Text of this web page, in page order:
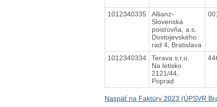
1012340335
Allianz-
Slovenská
poisťovňa, a.s.
Dostojevského
rad 4, Bratislava
1012340334
Terava s.r.o.
Na letisko
2121/44,
Poprad
Naspäť na Faktúry 2023 (ÚPSVR